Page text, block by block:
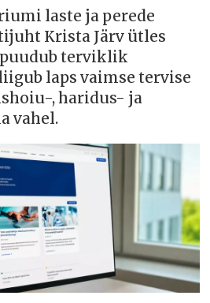
laste ja perede
Krista Järv ütles
puudub terviklik
laps vaimse tervise
, haridus- ja
vahel.